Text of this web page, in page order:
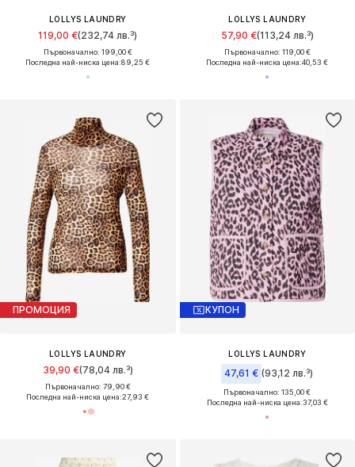
LOLLYS LAUNDRY
119,00 €(232,74 лв.³)
Първоначално: 199,00 €
Последна най-ниска цена:89,25 €
LOLLYS LAUNDRY
57,90 €(113,24 лв.³)
Първоначално: 119,00 €
Последна най-ниска цена:40,53 €
ПРОМОЦИЯ
LOLLYS LAUNDRY
39,90 €(78,04 лв.³)
Първоначално: 79,90 €
Последна най-ниска цена:27,93 €
КУПОН
LOLLYS LAUNDRY
47,61 € (93,12 лв.³)
Първоначално: 135,00 €
Последна най-ниска цена:37,03 €